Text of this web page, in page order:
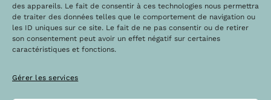
des appareils. Le fait de consentir à ces technologies nous permettra
de traiter des données telles que le comportement de navigation ou
les ID uniques sur ce site. Le fait de ne pas consentir ou de retirer
son consentement peut avoir un effet négatif sur certaines
caractéristiques et fonctions.
Gérer les services